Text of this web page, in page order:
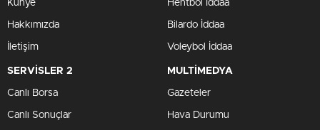
Künye
Hakkımızda
İletişim
Hentbol İddaa
Bilardo İddaa
Voleybol İddaa
SERVİSLER 2
Canlı Borsa
Canlı Sonuçlar
MULTİMEDYA
Gazeteler
Hava Durumu